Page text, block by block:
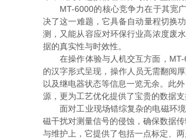
MT-6000的核心竞争力在于其宽广
决了这一难题，它具备自动量程切换
测，又能从容应对环保行业高浓度废
据的真实性与时效性。
在操作体验与人机交互方面，MT-
的汉字形式呈现，操作人员无需翻阅
以及继电器状态等信息一览无余。此
源，更为工艺优化提供了宝贵的数据支
面对工业现场错综复杂的电磁环境
磁干扰对测量信号的侵蚀，确保数据
与维护上，它提供了包括一点标定、